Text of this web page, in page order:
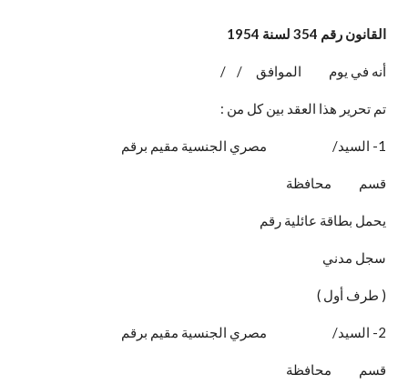
القانون رقم 354 لسنة 1954
أنه في يوم الموافق / /
تم تحرير هذا العقد بين كل من :
1- السيد/ مصري الجنسية مقيم برقم
قسم محافظة
يحمل بطاقة عائلية رقم
سجل مدني
( طرف أول )
2- السيد/ مصري الجنسية مقيم برقم
قسم محافظة